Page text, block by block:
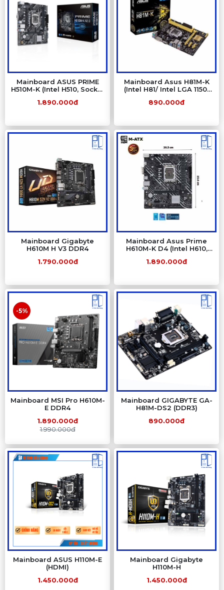
Mainboard ASUS PRIME
H510M-K (Intel H510, Socket
1.890.000đ
Mainboard Asus H81M-K
(Intel H81/ Intel LGA 1150/
Lan)
890.000đ
Mainboard Gigabyte
H610M H V3 DDR4
1.790.000đ
Mainboard Asus Prime
H610M-K D4 (Intel H610,
Ram DDR4)
1.890.000đ
Mainboard MSI Pro H610M-
E DDR4
1.890.000đ
1.990.000đ
-5%
Mainboard GIGABYTE GA-
H81M-DS2 (DDR3)
890.000đ
Mainboard ASUS H110M-E
(HDMI)
1.450.000đ
Mainboard Gigabyte
H110M-H
1.450.000đ